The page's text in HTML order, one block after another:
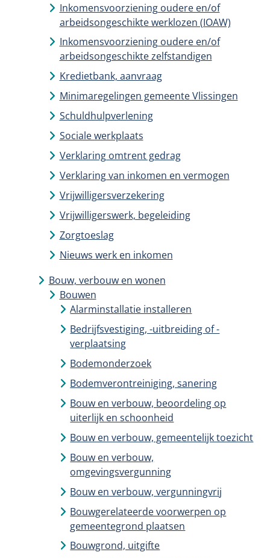
Inkomensvoorziening oudere en/of
arbeidsongeschikte werklozen (IOAW)
Inkomensvoorziening oudere en/of
arbeidsongeschikte zelfstandigen
Kredietbank, aanvraag
Minimaregelingen gemeente Vlissingen
Schuldhulpverlening
Sociale werkplaats
Verklaring omtrent gedrag
Verklaring van inkomen en vermogen
Vrijwilligersverzekering
Vrijwilligerswerk, begeleiding
Zorgtoeslag
Nieuws werk en inkomen
Bouw, verbouw en wonen
Bouwen
Alarminstallatie installeren
Bedrijfsvestiging, -uitbreiding of -
verplaatsing
Bodemonderzoek
Bodemverontreiniging, sanering
Bouw en verbouw, beoordeling op
uiterlijk en schoonheid
Bouw en verbouw, gemeentelijk toezicht
Bouw en verbouw,
omgevingsvergunning
Bouw en verbouw, vergunningvrij
Bouwgerelateerde voorwerpen op
gemeentegrond plaatsen
Bouwgrond, uitgifte